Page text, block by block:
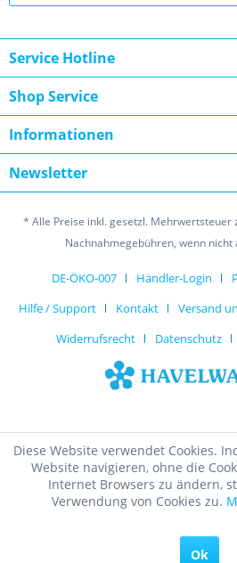
Service Hotline
Shop Service
Informationen
Newsletter
* Alle Preise inkl. gesetzl. Mehrwertsteuer
Nachnahmegebühren, wenn
DE-ÖKO-007 Händler-Login
Hilfe / Support
Kontakt
Versand
Widerrufsrecht
Datenschutz
Diese Website verwendet Cookies.
Website navigieren, ohne die
Internet Browsers zu ändern,
Verwendung von Cookies zu.
Ok